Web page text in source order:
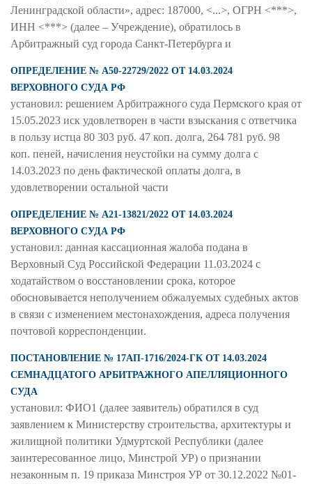
Ленинградской области», адрес: 187000, <...>, ОГРН <***>,
ИНН <***> (далее – Учреждение), обратилось в
Арбитражный суд города Санкт-Петербурга и
ОПРЕДЕЛЕНИЕ № А50-22729/2022 ОТ 14.03.2024
ВЕРХОВНОГО СУДА РФ
установил: решением Арбитражного суда Пермского края от
15.05.2023 иск удовлетворен в части взыскания с ответчика
в пользу истца 80 303 руб. 47 коп. долга, 264 781 руб. 98
коп. пеней, начисления неустойки на сумму долга с
14.03.2023 по день фактической оплаты долга, в
удовлетворении остальной части
ОПРЕДЕЛЕНИЕ № А21-13821/2022 ОТ 14.03.2024
ВЕРХОВНОГО СУДА РФ
установил: данная кассационная жалоба подана в
Верховный Суд Российской Федерации 11.03.2024 с
ходатайством о восстановлении срока, которое
обосновывается неполучением обжалуемых судебных актов
в связи с изменением местонахождения, адреса получения
почтовой корреспонденции.
ПОСТАНОВЛЕНИЕ № 17АП-1716/2024-ГК ОТ 14.03.2024
СЕМНАДЦАТОГО АРБИТРАЖНОГО АПЕЛЛЯЦИОННОГО
СУДА
установил: ФИО1 (далее заявитель) обратился в суд
заявлением к Министерству строительства, архитектуры и
жилищной политики Удмуртской Республики (далее
заинтересованное лицо, Минстрой УР) о признании
незаконным п. 19 приказа Минстроя УР от 30.12.2022 №01-